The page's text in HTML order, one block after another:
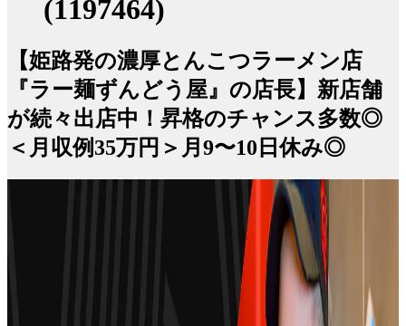
(1197464)
【姫路発の濃厚とんこつラーメン店
『ラー麺ずんどう屋』の店長】新店舗
が続々出店中！昇格のチャンス多数◎
＜月収例35万円＞月9〜10日休み◎